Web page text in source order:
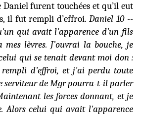
Daniel furent touchées et qu’il eut
il fut rempli d’effroi.Daniel 10 --
qui avait l'apparence d’un fils
lèvres. J’ouvrai la bouche, je
qui se tenait devant moi don :
d'effroi, et j'ai perdu toute
serviteur de Mgr pourra-t-il parler
les forces donnant, et je
Alors celui qui avait l'apparence